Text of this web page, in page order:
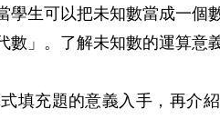
學生可以把未知數當成一個
數」。了解未知數的運算意
填充題的意義入手，再介